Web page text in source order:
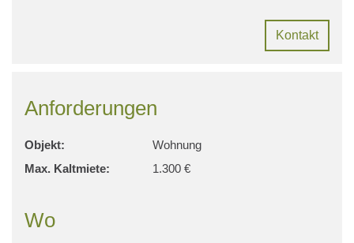
Kontakt
Anforderungen
Objekt:
Wohnung
Max. Kaltmiete:
1.300 €
Wo